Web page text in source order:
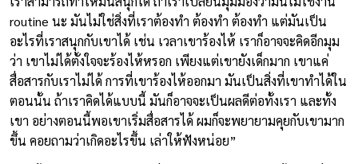
routine นะ มันไม่ใช่สิ่งที่เราต้องทำ ต้องทำ ต้องทำ แต่มันเป็น
อะไรที่เราสนุกกับเขาได้ เช่น เวลาเขาร้องไห้ เราก็อาจจะคิดอีกมุม
ว่า เขาไม่ได้ตั้งใจจะร้องไห้หรอก เพียงแต่เขายังเด็กมาก เขาแค่
สื่อสารกับเราไม่ได้ การที่เขาร้องไห้ออกมา มันเป็นสิ่งที่เขาทำได้ใน
ตอนนั้น ถ้าเราคิดได้แบบนี้ มันก็อาจจะเป็นผลดีต่อทั้งเรา และทั้ง
เขา อย่างตอนนี้พอเขาเริ่มสื่อสารได้ ผมก็จะพยายามคุยกับเขามาก
ขึ้น คอยถามว่าเกิดอะไรขึ้น เล่าให้ฟังหน่อย”